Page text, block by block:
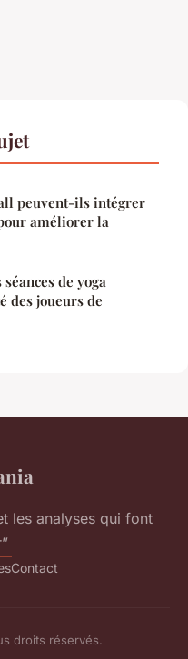
peuvent-ils intégrer
améliorer la
de yoga
des joueurs de
les analyses qui font
Contact
droits réservés.